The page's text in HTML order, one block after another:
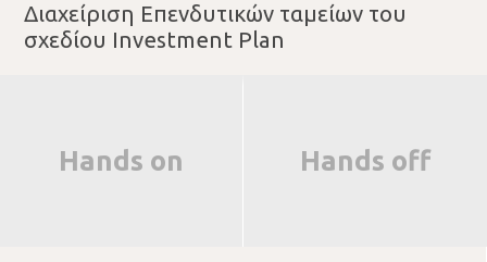
Διαχείριση Επενδυτικών ταμείων του
σχεδίου Investment Plan
Hands on Hands off